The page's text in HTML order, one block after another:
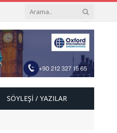
SÖYLEŞI / YAZILAR